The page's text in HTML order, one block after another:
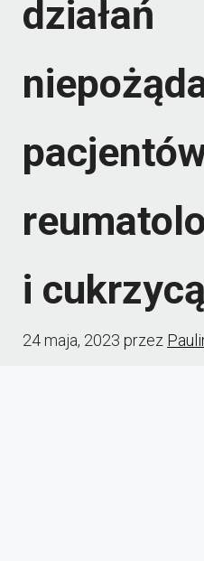
działań
i cukrzycą
24 maja, 2023 przez